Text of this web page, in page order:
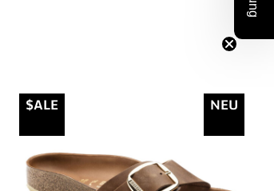
$ALE NEU